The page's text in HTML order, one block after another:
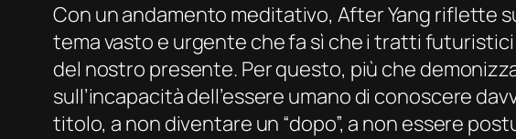
Con un andamento meditativo,After Yang riflette
tema vasto e urgente che fa sì che i tratti
del nostro presente. Per questo, più che
sull’incapacità dell’essere umano di conoscere
titolo, a non diventare un “dopo”, a non essere